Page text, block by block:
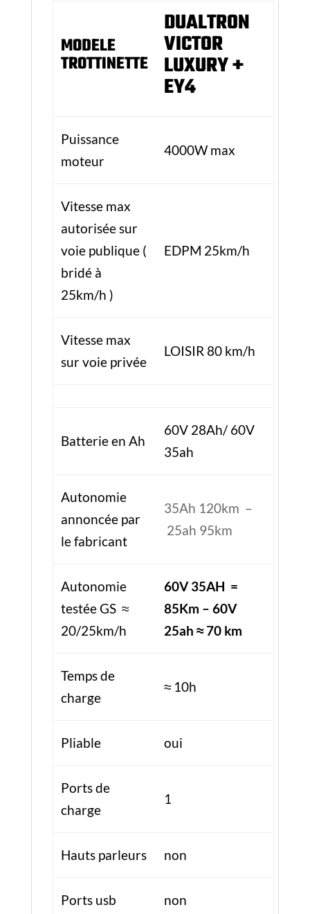
autorisée sur
voie publique (
EDPM 25km/h
Vitesse max
Batterie en Ah
60V 28Ah/ 60V
annoncée par
le fabricant
25ah 95km
20/25km/h
85Km – 60V
25ah ≈ 70 km
Temps de
charge
≈ 10h
Ports de
charge
1
Hauts parleurs
Charge max
recommandée